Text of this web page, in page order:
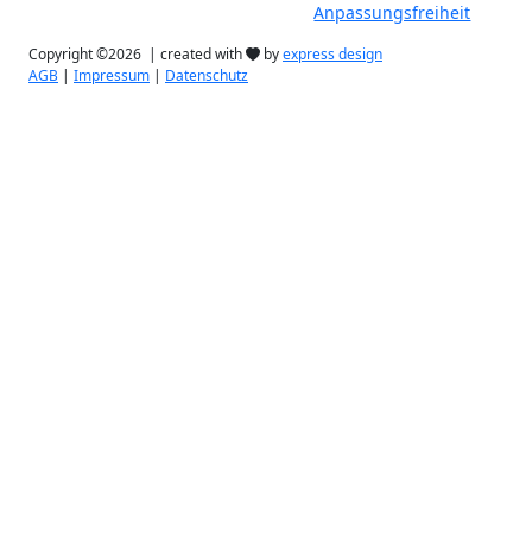
Anpassungsfreiheit
Copyright ©2026 | created with byexpress design
AGB | Impressum | Datenschutz